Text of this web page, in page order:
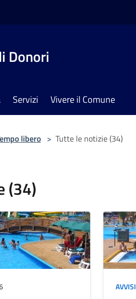
Donori
Servizi Vivere il Comune
libero > Tutte le notizie (34)
(34)
AVVISI